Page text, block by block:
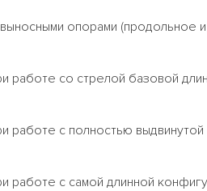
опорами (продольное
работе со стрелой базовой
работе с полностью выдвинутой
работе с самой длинной